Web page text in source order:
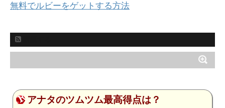
無料でルビーをゲットする方法
アナタのツムツム最高得点は？